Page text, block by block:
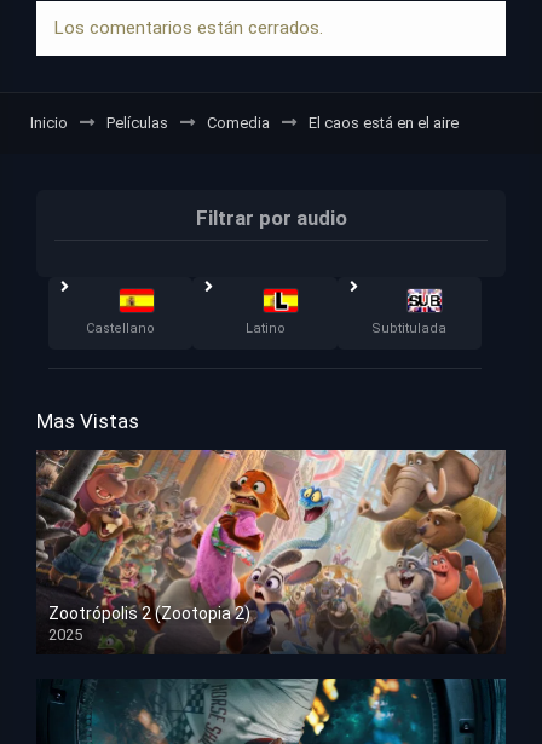
Los comentarios están cerrados.
Inicio Películas Comedia El caos está en el aire
Filtrar por audio
Castellano Latino Subtitulada
Mas Vistas
Zootrópolis 2 (Zootopia 2)
2025
HD 1080p